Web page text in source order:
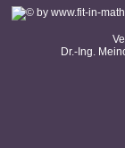
Dr.-Ing.